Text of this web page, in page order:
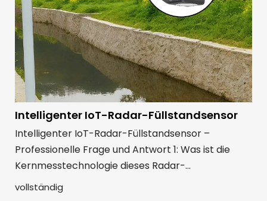
Intelligenter IoT-Radar-Füllstandsensor
Intelligenter IoT-Radar-Füllstandsensor –
Professionelle Frage und Antwort 1: Was ist die
Kernmesstechnologie dieses Radar-
Füllstandsensors? Wie schneidet es im Vergleich
vollständig